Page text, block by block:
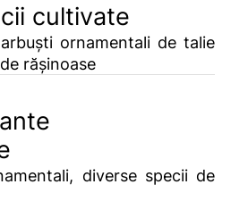
cultivate
ornamentali de talie
rășinoase
diverse specii de